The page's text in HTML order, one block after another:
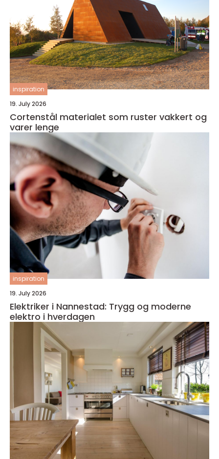
inspiration
19. July 2026
Cortenstål materialet som ruster vakkert og
varer lenge
inspiration
19. July 2026
Elektriker i Nannestad: Trygg og moderne
elektro i hverdagen